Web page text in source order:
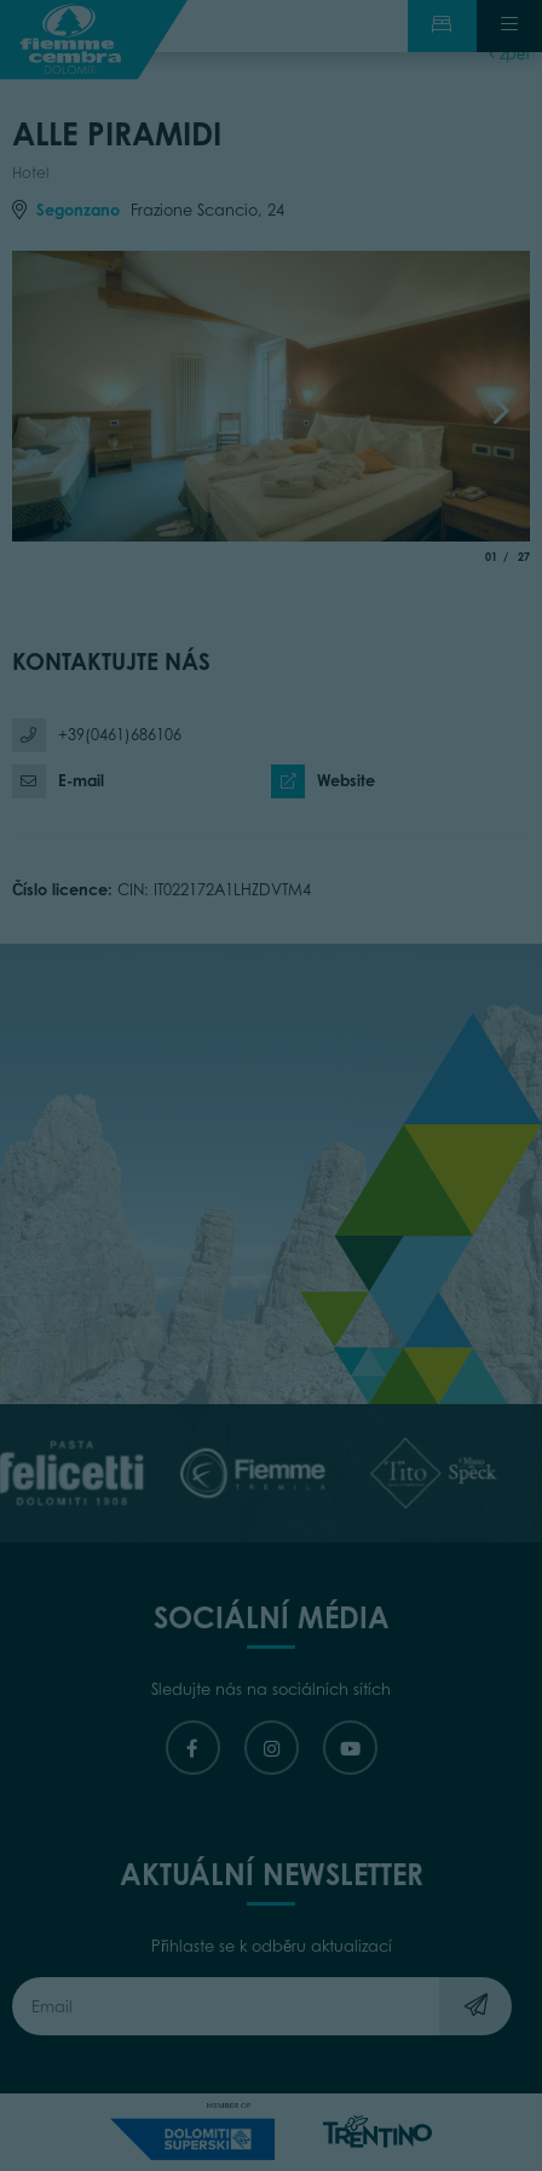
zpět
ALLE PIRAMIDI
Hotel
Segonzano Frazione Scancio, 24
01 of
27
KONTAKTUJTE NÁS
+39(0461)686106
E-mail Website
Číslo licence: CIN: IT022172A1LHZDVTM4
SOCIÁLNÍ MÉDIA
Sledujte nás na sociálních sítích
AKTUÁLNÍ NEWSLETTER
Přihlaste se k odběru aktualizací